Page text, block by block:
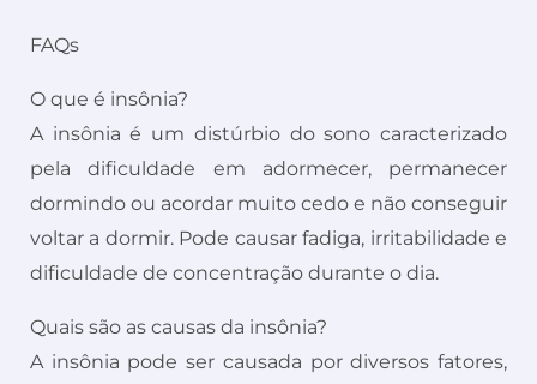
FAQs
O que é insônia?
A insônia é um distúrbio do sono caracterizado
pela dificuldade em adormecer, permanecer
dormindo ou acordar muito cedo e não conseguir
voltar a dormir. Pode causar fadiga, irritabilidade e
dificuldade de concentração durante o dia.
Quais são as causas da insônia?
A insônia pode ser causada por diversos fatores,